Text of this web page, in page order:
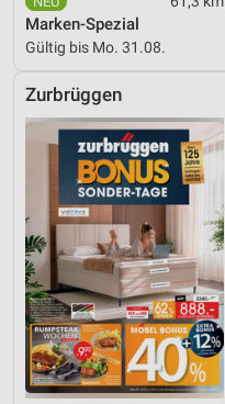
Marken-Spezial
Gültig bis Mo. 31.08.
Zurbrüggen